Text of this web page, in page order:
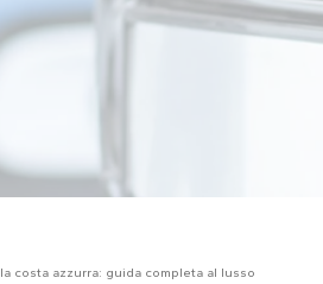
costa azzurra: guida completa al lusso